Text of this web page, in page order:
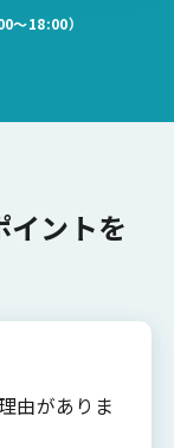
〜18:00）
イントを
由がありま